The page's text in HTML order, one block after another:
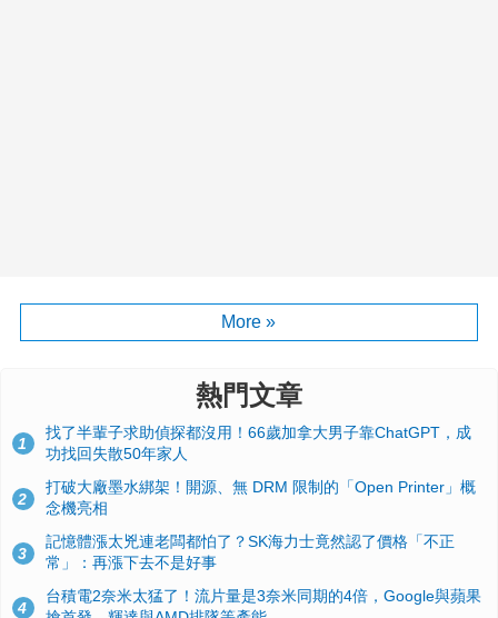
More »
熱門文章
1
找了半輩子求助偵探都沒用！66歲加拿大男子靠ChatGPT，成
功找回失散50年家人
2
打破大廠墨水綁架！開源、無 DRM 限制的「Open Printer」概
念機亮相
3
記憶體漲太兇連老闆都怕了？SK海力士竟然認了價格「不正
常」：再漲下去不是好事
4
台積電2奈米太猛了！流片量是3奈米同期的4倍，Google與蘋果